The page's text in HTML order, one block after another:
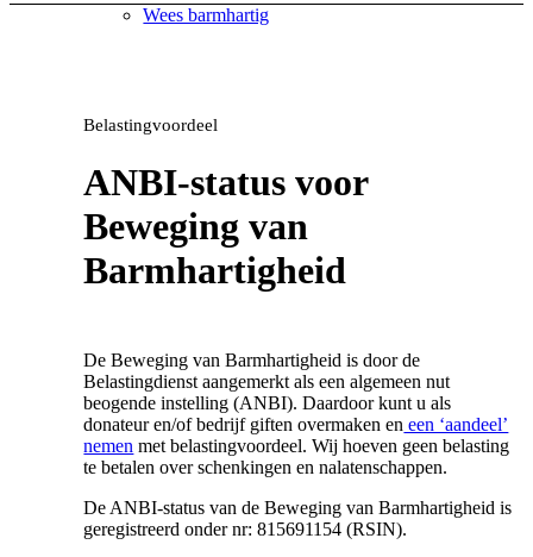
Wees barmhartig
Handvest voor compassie
Doe mee
Activiteiten
Belastingvoordeel
ANBI-status voor
Beweging van
Barmhartigheid
De Beweging van Barmhartigheid is door de
Belastingdienst aangemerkt als een algemeen nut
beogende instelling (ANBI). Daardoor kunt u als
donateur en/of bedrijf giften overmaken en een ‘aandeel’
nemen met belastingvoordeel. Wij hoeven geen belasting
te betalen over schenkingen en nalatenschappen.
De ANBI-status van de Beweging van Barmhartigheid is
geregistreerd onder nr: 815691154 (RSIN).